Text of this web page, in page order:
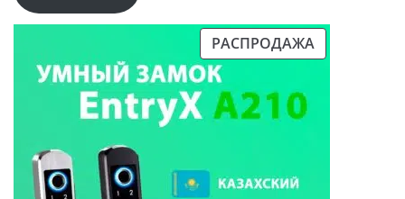
РАСПРОДАЖА
ПРОДАВАЕМЫЙ
ТОВАР